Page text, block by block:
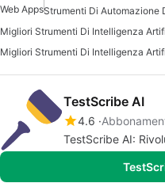
Web Apps
TestScribe AI
4.6
TestScribe AI: